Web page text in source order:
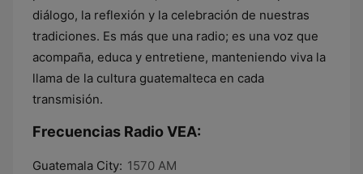
diálogo, la reflexión y la celebración de nuestras
tradiciones. Es más que una radio; es una voz que
acompaña, educa y entretiene, manteniendo viva la
llama de la cultura guatemalteca en cada
transmisión.
Frecuencias Radio VEA:
Guatemala City: 1570 AM